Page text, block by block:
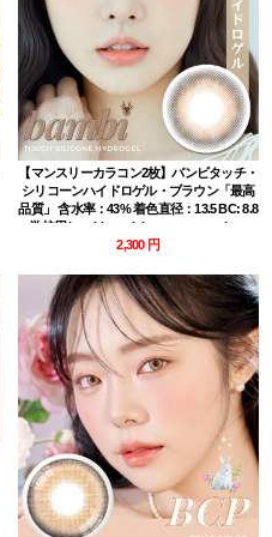
【マンスリーカラコン2枚】バンビタッチ・
シリコーンハイドロゲル・ブラウン「最高
品質」 含水率：43% 着色直径：13.5 BC: 8.8
学校用 bambi touch brown contact lens
2,300 円